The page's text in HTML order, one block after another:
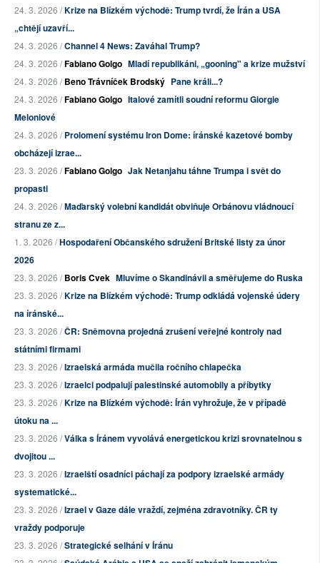
24. 3. 2026 /Krize na Blízkém východě: Trump tvrdí, že Írán a USA
„chtějí uzavří...
24. 3. 2026 /Channel 4 News: Zaváhal Trump?
24. 3. 2026 /Fabiano Golgo Mladí republikáni, „gooning" a krize mužství
24. 3. 2026 /Beno Trávníček Brodský Pane králi...?
24. 3. 2026 /Fabiano Golgo Italové zamítli soudní reformu Giorgie
Meloniové
24. 3. 2026 /Prolomení systému Iron Dome: íránské kazetové bomby
obcházejí izrae...
23. 3. 2026 /Fabiano Golgo Jak Netanjahu táhne Trumpa i svět do
propasti
24. 3. 2026 /Maďarský volební kandidát obviňuje Orbánovu vládnoucí
stranu ze z...
1. 3. 2026 /Hospodaření Občanského sdružení Britské listy za únor
2026
23. 3. 2026 /Boris Cvek Mluvíme o Skandinávii a směřujeme do Ruska
23. 3. 2026 /Krize na Blízkém východě: Trump odkládá vojenské údery
na íránské...
23. 3. 2026 /ČR: Sněmovna projedná zrušení veřejné kontroly nad
státními firmami
23. 3. 2026 /Izraelská armáda mučila ročního chlapečka
23. 3. 2026 /Izraelci podpalují palestinské automobily a příbytky
23. 3. 2026 /Krize na Blízkém východě: Írán vyhrožuje, že v případě
útoku na ...
23. 3. 2026 /Válka s Íránem vyvolává energetickou krizi srovnatelnou s
dvojitou ...
23. 3. 2026 /Izraelští osadníci páchají za podpory izraelské armády
systematické...
23. 3. 2026 /Izrael v Gaze dále vraždí, zejména zdravotníky. ČR ty
vraždy podporuje
23. 3. 2026 /Strategické selhání v Íránu